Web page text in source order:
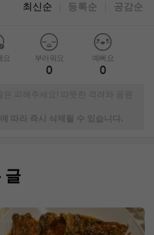
최신순 등록순 공감순
요 부러워요
0
예뻐요
0
피해주세요! 따뜻한 격려와 응원
따라 즉시 삭제될 수 있습니다.
글